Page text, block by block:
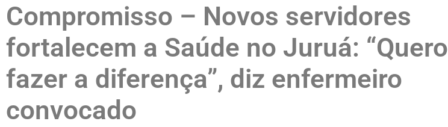
Compromisso – Novos servidores
fortalecem a Saúde no Juruá: “Quero
fazer a diferença”, diz enfermeiro
convocado